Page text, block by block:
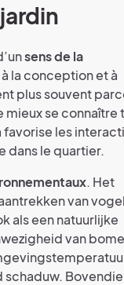
sens de la
la conception et à
plus souvent
mieux se connaître
favorise les
dans le quartier.
. Het
van
als een natuurlijke
van